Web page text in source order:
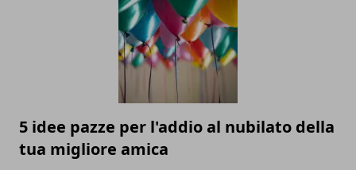
5 idee pazze per l'addio al nubilato della
tua migliore amica